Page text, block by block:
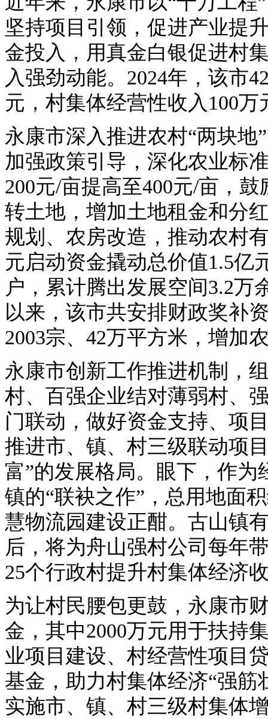
坚持项目引领，促进产业提
金投入，用真金白银促进村
入强劲动能。2024年，该市
元，村集体经营性收入100万
永康市深入推进农村“两块
加强政策引导，深化农业标
200元/亩提高至400元/亩，
转土地，增加土地租金和分
规划、农房改造，推动农村
元启动资金撬动总价值1.5亿
户，累计腾出发展空间3.2万
以来，该市共安排财政奖补
2003宗、42万平方米，增加
永康市创新工作推进机制，
村、百强企业结对薄弱村、
门联动，做好资金支持、项
推进市、镇、村三级联动项
富”的发展格局。眼下，作
镇的“联袂之作”，总用地面
慧物流园建设正酣。古山镇
后，将为舟山强村公司每年
25个行政村提升村集体经济
为让村民腰包更鼓，永康市
金，其中2000万元用于扶持
业项目建设、村经营性项目
基金，助力村集体经济“强
实施市、镇、村三级村集体